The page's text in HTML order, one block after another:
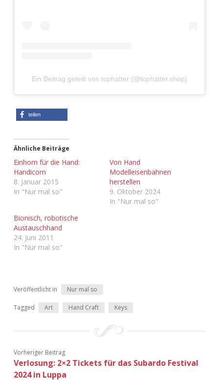
Ein Beitrag geteilt von tophatter (@tophatter.shop)
teilen
Ähnliche Beiträge
Einhorn für die Hand:
Handicorn
8. Januar 2015
In "Nur mal so"
Von Hand
Modelleisenbahnen
herstellen
9. Oktober 2024
In "Nur mal so"
Bionisch, robotische
Austauschhand
24. Juni 2011
In "Nur mal so"
Veröffentlicht in Nur mal so
Tagged Art Hand Craft Keys
Vorheriger Beitrag
Verlosung: 2×2 Tickets für das Subardo Festival
2024 in Luppa